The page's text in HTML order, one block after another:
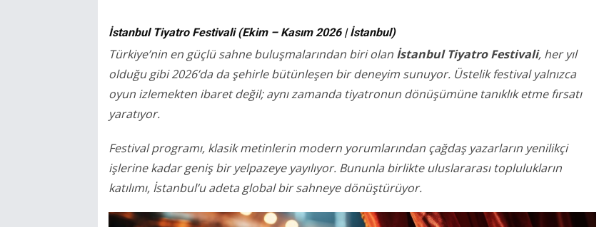
İstanbul Tiyatro Festivali (Ekim – Kasım 2026 | İstanbul)
Türkiye’nin en güçlü sahne buluşmalarından biri olan İstanbul Tiyatro Festivali, her yıl
olduğu gibi 2026’da da şehirle bütünleşen bir deneyim sunuyor. Üstelik festival yalnızca
oyun izlemekten ibaret değil; aynı zamanda tiyatronun dönüşümüne tanıklık etme fırsatı
yaratıyor.
Festival programı, klasik metinlerin modern yorumlarından çağdaş yazarların yenilikçi
işlerine kadar geniş bir yelpazeye yayılıyor. Bununla birlikte uluslararası toplulukların
katılımı, İstanbul’u adeta global bir sahneye dönüştürüyor.